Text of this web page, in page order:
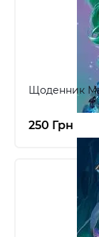
Щоденник
250 Грн